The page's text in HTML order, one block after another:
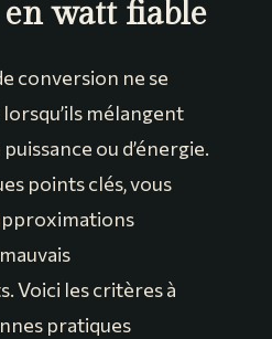
watt fiable
conversion ne se
mélangent
ou d’énergie.
points clés, vous
Voici les critères à
pratiques